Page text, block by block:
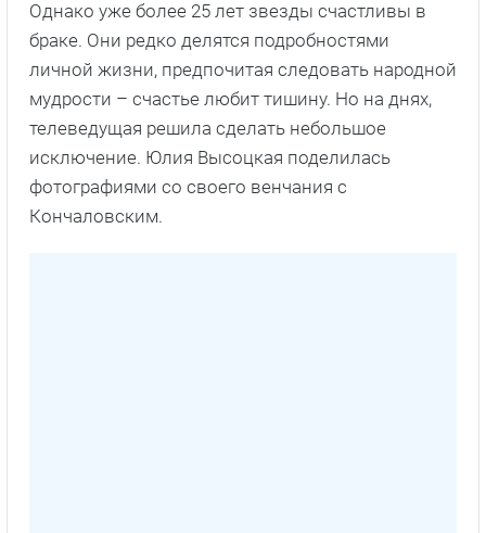
Однако уже более 25 лет звезды счастливы в
браке. Они редко делятся подробностями
личной жизни, предпочитая следовать народной
мудрости – счастье любит тишину. Но на днях,
телеведущая решила сделать небольшое
исключение. Юлия Высоцкая поделилась
фотографиями со своего венчания с
Кончаловским.